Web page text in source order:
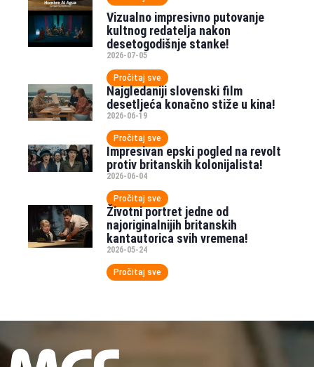
Vizualno impresivno putovanje
kultnog redatelja nakon
desetogodišnje stanke!
2026-07-05
Pročitaj sve
Najgledaniji slovenski film
desetljeća konačno stiže u kina!
2026-06-19
Pročitaj sve
Impresivan epski pogled na revolt
protiv britanskih kolonijalista!
2026-06-04
Pročitaj sve
Životni portret jedne od
najoriginalnijih britanskih
kantautorica svih vremena!
2026-05-24
Pročitaj sve